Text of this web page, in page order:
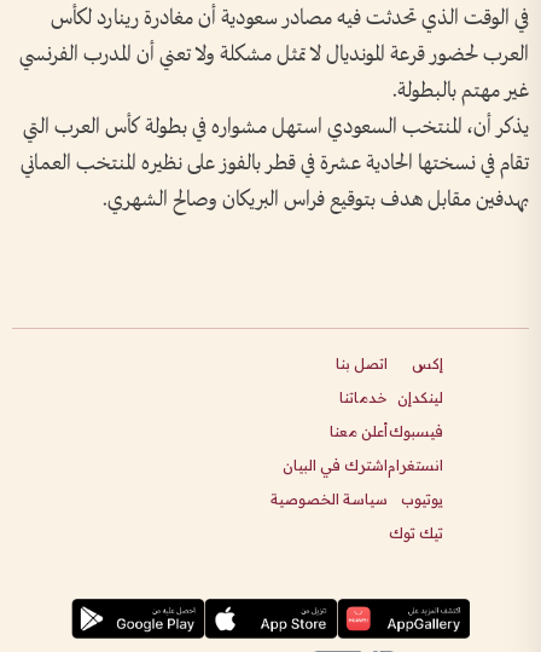
في الوقت الذي تحدثت فيه مصادر سعودية أن مغادرة رينارد لكأس
العرب لحضور قرعة المونديال لا تمثل مشكلة ولا تعني أن المدرب الفرنسي
غير مهتم بالبطولة.
يذكر أن، المنتخب السعودي استهل مشواره في بطولة كأس العرب التي
تقام في نسختها الحادية عشرة في قطر بالفوز على نظيره المنتخب العماني
بهدفين مقابل هدف بتوقيع فراس البريكان وصالح الشهري.
إكس
لينكدإن
فيسبوك
انستغرام
يوتيوب
تيك توك
اتصل بنا
خدماتنا
أعلن معنا
اشترك في البيان
سياسة الخصوصية